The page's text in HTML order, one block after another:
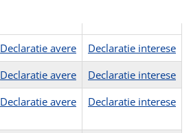
Declaratie avere
Declaratie interese
Declaratie avere
Declaratie interese
Declaratie avere Declaratie interese